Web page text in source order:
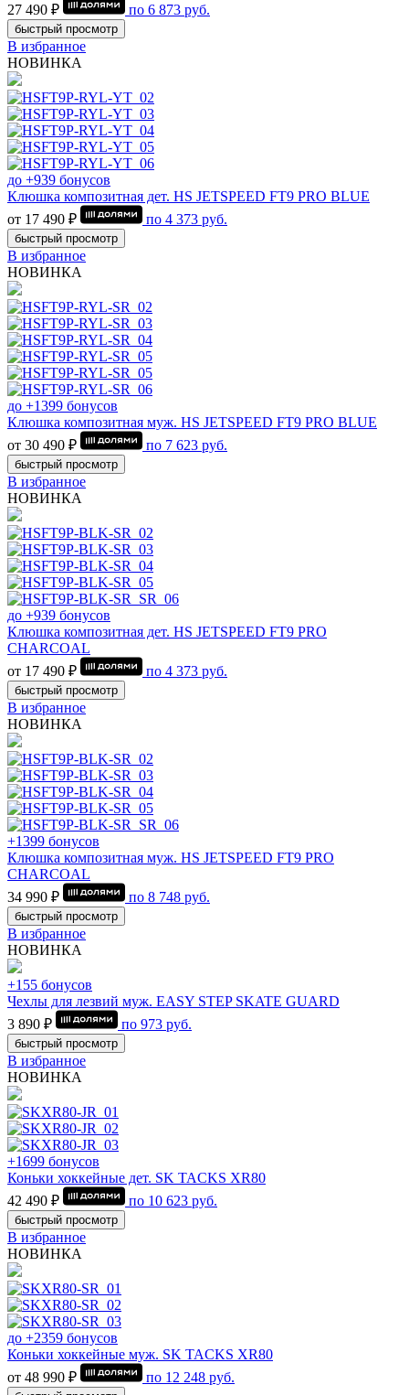
27 490 ₽
по 6 873 руб.
быстрый просмотр
В избранное
НОВИНКА
до +939 бонусов
Клюшка композитная дет. HS JETSPEED FT9 PRO BLUE
от 17 490 ₽
по 4 373 руб.
быстрый просмотр
В избранное
НОВИНКА
до +1399 бонусов
Клюшка композитная муж. HS JETSPEED FT9 PRO BLUE
от 30 490 ₽
по 7 623 руб.
быстрый просмотр
В избранное
НОВИНКА
до +939 бонусов
Клюшка композитная дет. HS JETSPEED FT9 PRO
CHARCOAL
от 17 490 ₽
по 4 373 руб.
быстрый просмотр
В избранное
НОВИНКА
+1399 бонусов
Клюшка композитная муж. HS JETSPEED FT9 PRO
CHARCOAL
34 990 ₽
по 8 748 руб.
быстрый просмотр
В избранное
НОВИНКА
+155 бонусов
Чехлы для лезвий муж. EASY STEP SKATE GUARD
3 890 ₽
по 973 руб.
быстрый просмотр
В избранное
НОВИНКА
+1699 бонусов
Коньки хоккейные дет. SK TACKS XR80
42 490 ₽
по 10 623 руб.
быстрый просмотр
В избранное
НОВИНКА
до +2359 бонусов
Коньки хоккейные муж. SK TACKS XR80
от 48 990 ₽
по 12 248 руб.